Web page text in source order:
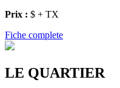
Prix : $ + TX
Fiche complete
LE QUARTIER